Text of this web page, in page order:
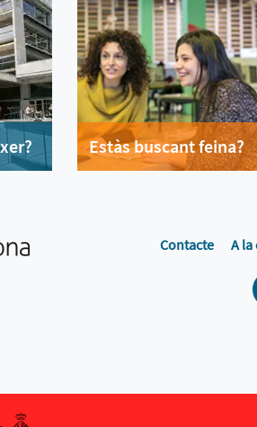
Estàs buscant feina?
Contacte A la